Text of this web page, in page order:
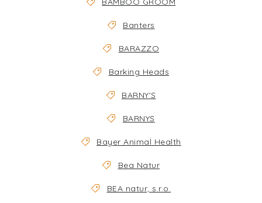
Banters
BARAZZO
Barking Heads
BARNY'S
BARNYS
Bayer Animal Health
Bea Natur
BEA natur, s.r.o.